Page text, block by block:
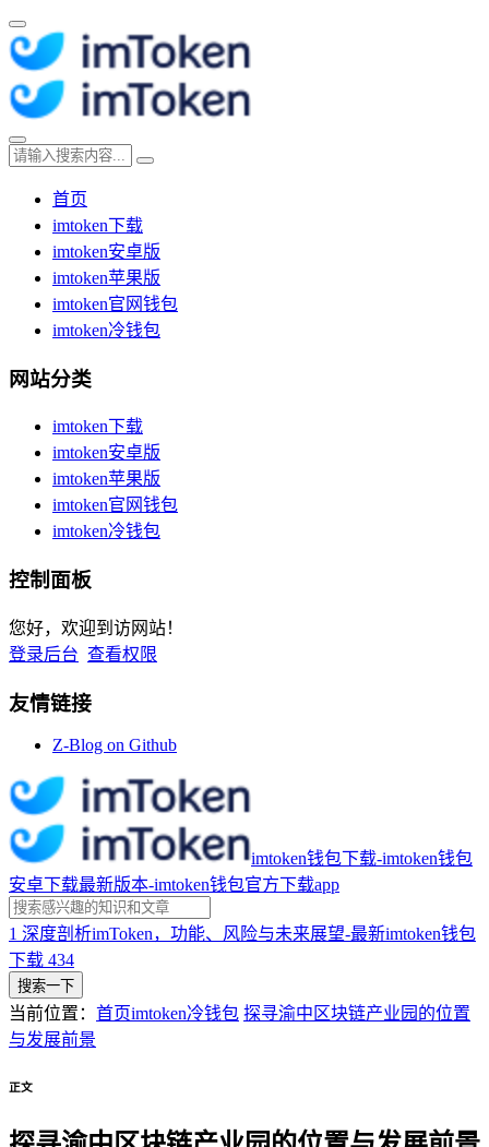
首页
imtoken下载
imtoken安卓版
imtoken苹果版
imtoken官网钱包
imtoken冷钱包
网站分类
imtoken下载
imtoken安卓版
imtoken苹果版
imtoken官网钱包
imtoken冷钱包
控制面板
您好，欢迎到访网站！
登录后台 查看权限
友情链接
Z-Blog on Github
imtoken钱包下载-imtoken钱包
安卓下载最新版本-imtoken钱包官方下载app
1 深度剖析imToken，功能、风险与未来展望-最新imtoken钱包
下载 434
搜索一下
当前位置： 首页imtoken冷钱包 探寻渝中区块链产业园的位置
与发展前景
正文